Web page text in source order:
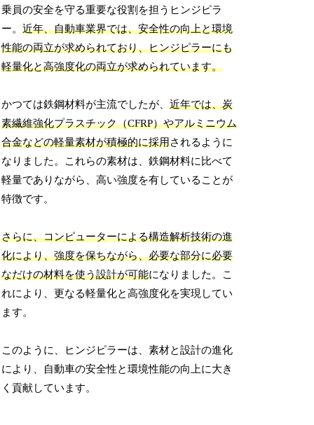
乗員の安全を守る重要な役割を担うヒンジピラ
ー。近年、自動車業界では、安全性の向上と環境
性能の両立が求められており、ヒンジピラーにも
軽量化と高強度化の両立が求められています。
かつては鉄鋼材料が主流でしたが、近年では、炭
素繊維強化プラスチック（CFRP）やアルミニウム
合金などの軽量素材が積極的に採用されるように
なりました。これらの素材は、鉄鋼材料に比べて
軽量でありながら、高い強度を有していることが
特徴です。
さらに、コンピューターによる構造解析技術の進
化により、強度を保ちながら、必要な部分に必要
なだけの材料を使う設計が可能になりました。こ
れにより、更なる軽量化と高強度化を実現してい
ます。
このように、ヒンジピラーは、素材と設計の進化
により、自動車の安全性と環境性能の向上に大き
く貢献しています。